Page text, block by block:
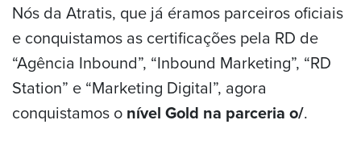
Nós da Atratis, que já éramos parceiros oficiais
e conquistamos as certificações pela RD de
“Agência Inbound”, “Inbound Marketing”, “RD
Station” e “Marketing Digital”, agora
conquistamos o nível Gold na parceria o/.